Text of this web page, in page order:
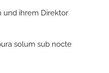
und ihrem Direktor
solum sub nocte